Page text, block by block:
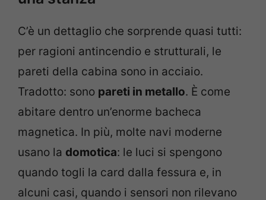
C’è un dettaglio che sorprende quasi tutti:
per ragioni antincendio e strutturali, le
pareti della cabina sono in acciaio.
Tradotto: sono pareti in metallo. È come
abitare dentro un’enorme bacheca
magnetica. In più, molte navi moderne
usano la domotica: le luci si spengono
quando togli la card dalla fessura e, in
alcuni casi, quando i sensori non rilevano